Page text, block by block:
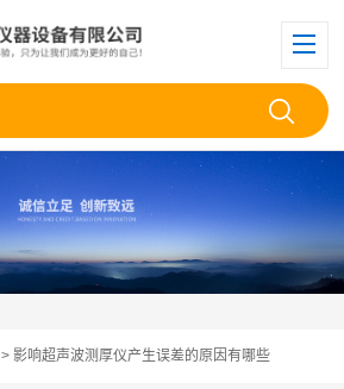
> 影响超声波测厚仪产生误差的原因有哪些